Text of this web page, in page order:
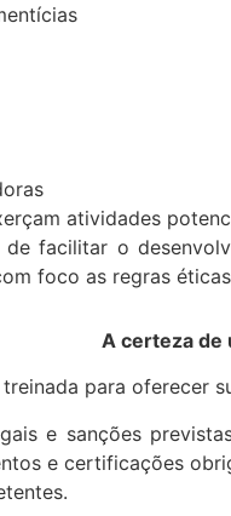
atividades
facilitar o
foco as regras
A certeza de
para oferecer
e sanções
e certificações